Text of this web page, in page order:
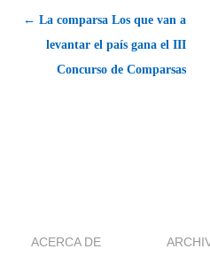
← La comparsa Los que van a
levantar el país gana el III
Concurso de Comparsas
ACERCA DE